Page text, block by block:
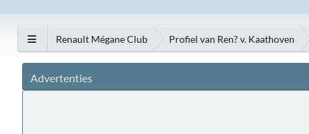
Renault Mégane Club Profiel van Ren? v. Kaathoven
Advertenties